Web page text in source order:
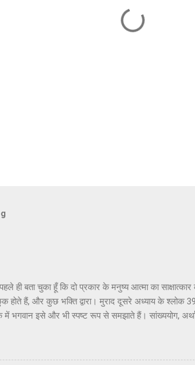
ही बता चुका हूँ कि दो प्रकार के मनुष्य आत्मा का
होते हैं, और कुछ भक्ति द्वारा। मुराद दूसरे अध्याय के श्लोक
में भगवान इसे और भी स्पष्ट रूप से समझाते हैं। सांख्ययोग,
गया है। भगवान ने उनतीसवें श्लोक में भी बताया है कि
है; और इसके अतिरिक्त, इस प्रक्रिया में कोई दोष नहीं